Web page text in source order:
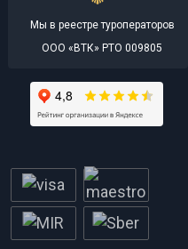
Мы в реестре туроператоров
ООО «ВТК» РТО 009805